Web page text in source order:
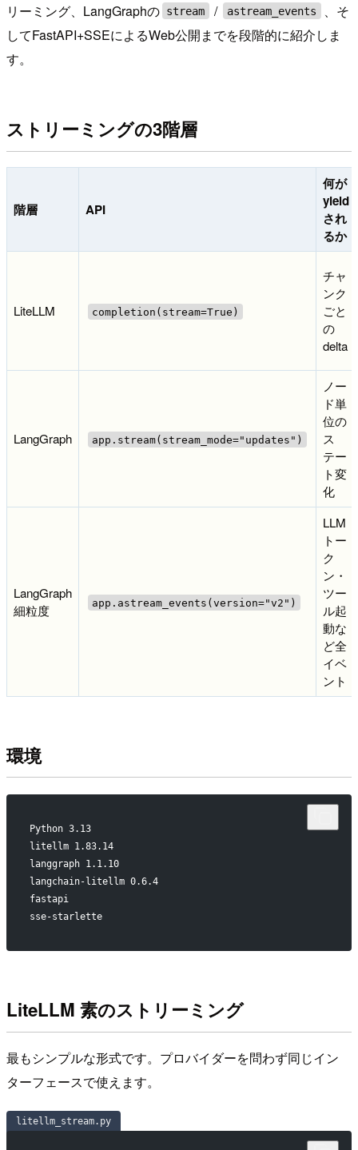
リーミング、LangGraphの stream / astream_events
、そ
してFastAPI+SSEによるWeb公開までを段階的に紹介しま
す。
ストリーミングの3階層
階層 API
何が
yield
され
るか
LiteLLM completion(stream=True)
チャ
ンク
ごと
の
delta
LangGraph app.stream(stream_mode="updates")
ノー
ド単
位の
ス
テー
ト変
化
LangGraph
細粒度
app.astream_events(version="v2")
LLM
トー
ク
ン・
ツー
ル起
動な
ど全
イベ
ント
環境
Python 3.13
litellm 1.83.14
langgraph 1.1.10
langchain-litellm 0.6.4
fastapi
sse-starlette
LiteLLM 素のストリーミング
最もシンプルな形式です。プロバイダーを問わず同じイン
ターフェースで使えます。
litellm_stream.py